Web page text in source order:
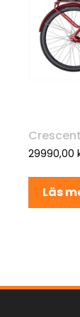
29990,00
Läs